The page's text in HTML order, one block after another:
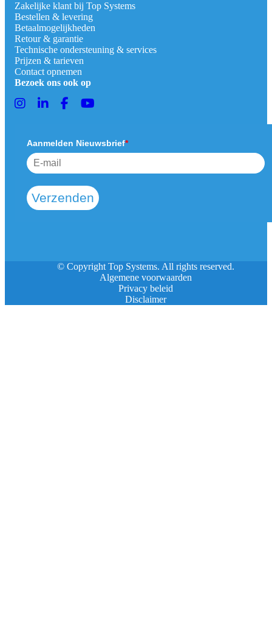
Zakelijke klant bij Top Systems
Bestellen & levering
Betaalmogelijkheden
Retour & garantie
Technische ondersteuning & services
Prijzen & tarieven
Contact opnemen
Bezoek ons ook op
Aanmelden Nieuwsbrief*
Verzenden
© Copyright Top Systems. All rights reserved.
Algemene voorwaarden
Privacy beleid
Disclaimer